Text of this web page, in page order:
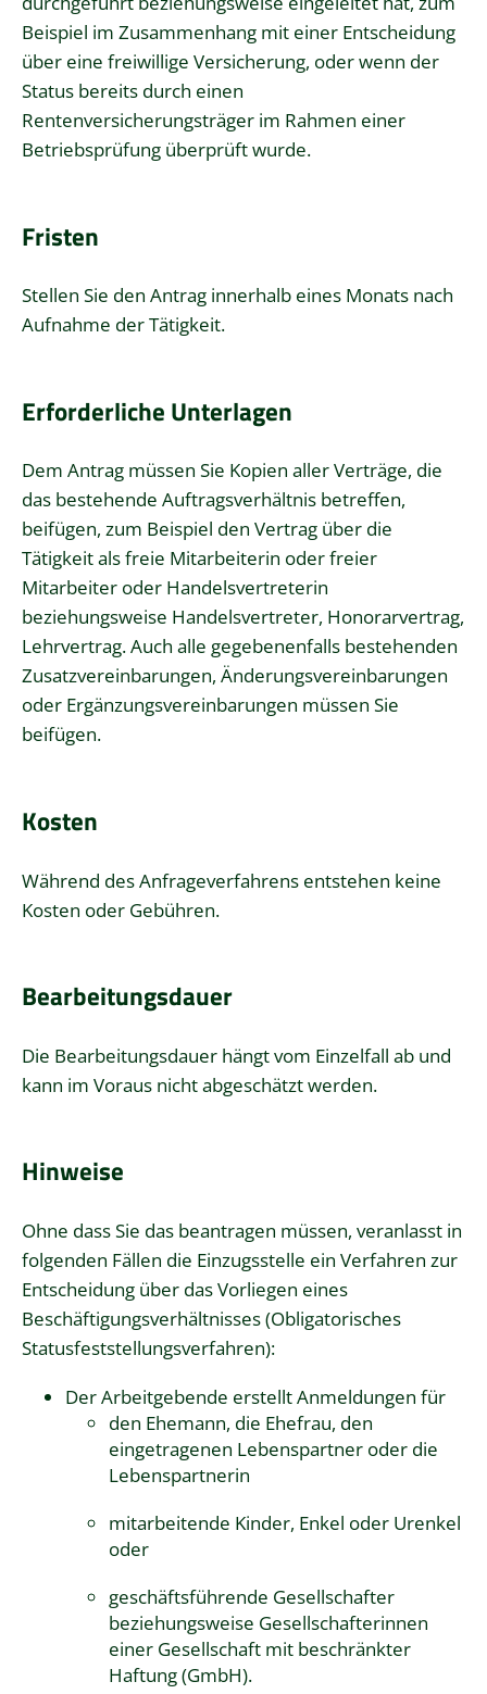
Beispiel im Zusammenhang mit einer Entscheidung
über eine freiwillige Versicherung, oder wenn der
Status bereits durch einen
Rentenversicherungsträger im Rahmen einer
Betriebsprüfung überprüft wurde.
Fristen
Stellen Sie den Antrag innerhalb eines Monats nach
Aufnahme der Tätigkeit.
Erforderliche Unterlagen
Dem Antrag müssen Sie Kopien aller Verträge, die
das bestehende Auftragsverhältnis betreffen,
beifügen, zum Beispiel den Vertrag über die
Tätigkeit als freie Mitarbeiterin oder freier
Mitarbeiter oder Handelsvertreterin
beziehungsweise Handelsvertreter, Honorarvertrag,
Lehrvertrag. Auch alle gegebenenfalls bestehenden
Zusatzvereinbarungen, Änderungsvereinbarungen
oder Ergänzungsvereinbarungen müssen Sie
beifügen.
Kosten
Während des Anfrageverfahrens entstehen keine
Kosten oder Gebühren.
Bearbeitungsdauer
Die Bearbeitungsdauer hängt vom Einzelfall ab und
kann im Voraus nicht abgeschätzt werden.
Hinweise
Ohne dass Sie das beantragen müssen, veranlasst in
folgenden Fällen die Einzugsstelle ein Verfahren zur
Entscheidung über das Vorliegen eines
Beschäftigungsverhältnisses (Obligatorisches
Statusfeststellungsverfahren):
Der Arbeitgebende erstellt Anmeldungen für
den Ehemann, die Ehefrau, den
eingetragenen Lebenspartner oder die
Lebenspartnerin
mitarbeitende Kinder, Enkel oder Urenkel
oder
geschäftsführende Gesellschafter
beziehungsweise Gesellschafterinnen
einer Gesellschaft mit beschränkter
Haftung (GmbH).